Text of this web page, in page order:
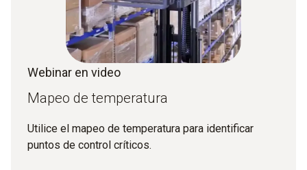
Webinar en video
Mapeo de temperatura
Utilice el mapeo de temperatura para identificar
puntos de control críticos.